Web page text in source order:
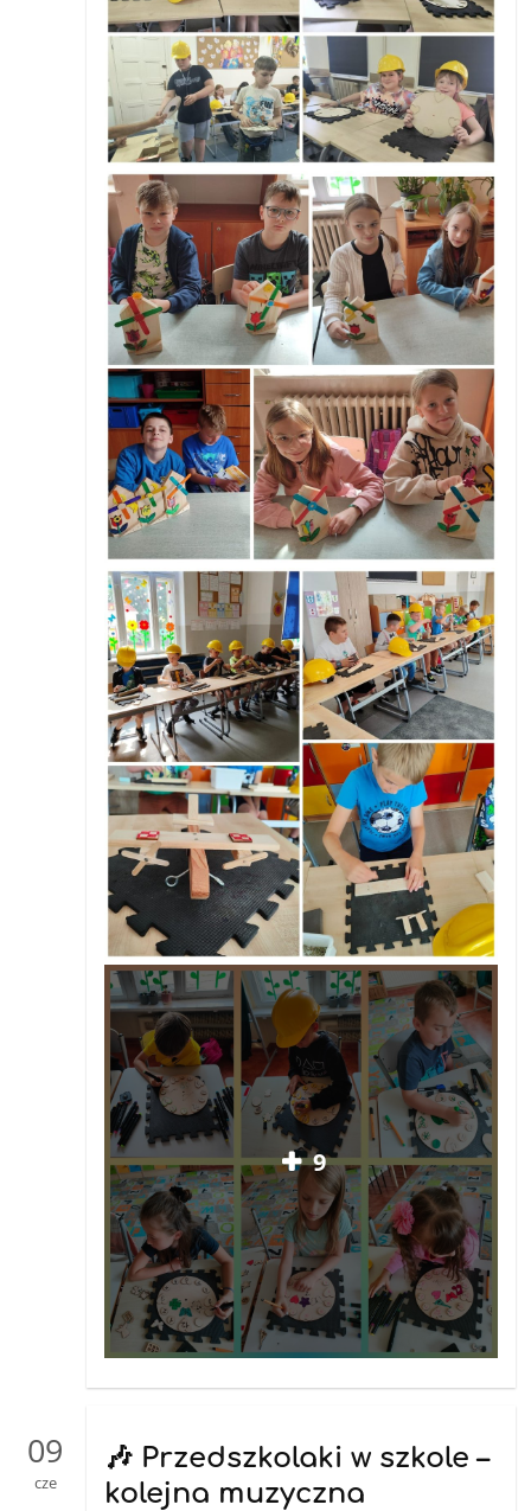
9
09
cze
🎶 Przedszkolaki w szkole –
kolejna muzyczna